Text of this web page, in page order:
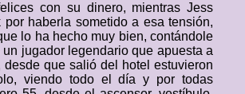
con su dinero, mientras Jess
por haberla sometido a esa tensión,
lo ha hecho muy bien, contándole
jugador legendario que apuesta a
desde que salió del hotel estuvieron
viendo todo el día y por todas